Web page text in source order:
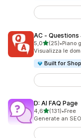
AC ‑ Questions
5,0stelle su 5
(25)
25 recensioni
•Piano
Visualizza le
Built for
D: AI FAQ Page
4,6stelle su 5
(131)
131 recensioni
•Free
Generate an